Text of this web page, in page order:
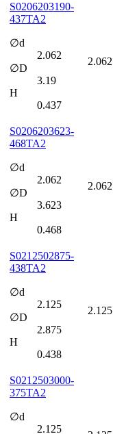
S0206203190-
437TA2
∅d
2.062
∅D
3.19
H
0.437
2.062
S0206203623-
468TA2
∅d
2.062
∅D
3.623
H
0.468
2.062
S0212502875-
438TA2
∅d
2.125
∅D
2.875
H
0.438
2.125
S0212503000-
375TA2
∅d
2.125